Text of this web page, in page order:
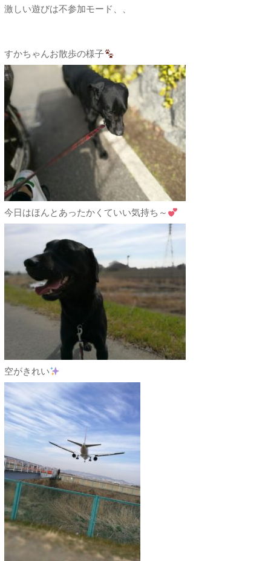
激しい遊びは不参加モード、、
すかちゃんお散歩の様子
今日はほんとあったかくていい気持ち～
空がきれい